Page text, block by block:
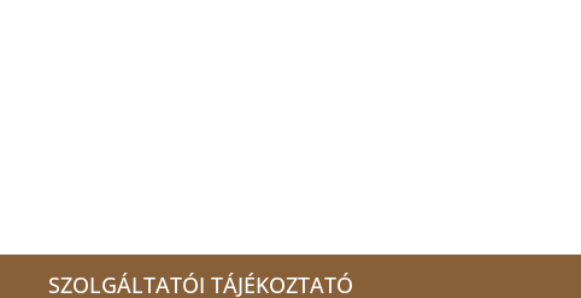
SZOLGÁLTATÓI TÁJÉKOZTATÓ